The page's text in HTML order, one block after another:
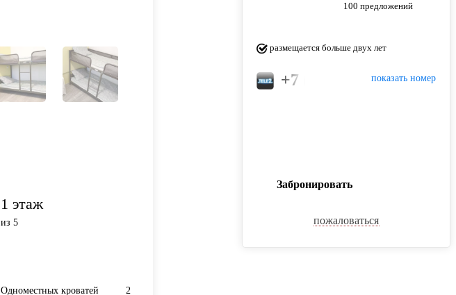
1 этаж
из 5
Одноместных кроватей
2
100 предложений
размещается больше двух лет
показать номер
+7 (953) 791-52-59
Забронировать
пожаловаться